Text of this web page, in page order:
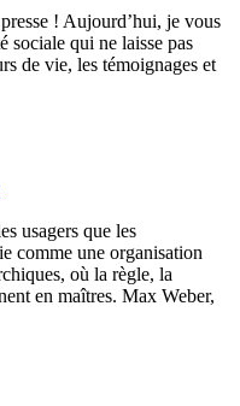
! Aujourd’hui, je vous
sociale qui ne laisse pas
de vie, les témoignages et
usagers que les
comme une organisation
où la règle, la
en maîtres. Max Weber,